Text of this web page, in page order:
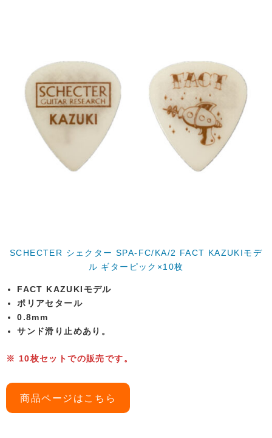
SCHECTER シェクター SPA-FC/KA/2 FACT KAZUKIモデ
ル ギターピック×10枚
FACT KAZUKIモデル
ポリアセタール
0.8mm
サンド滑り止めあり。
※ 10枚セットでの販売です。
商品ページはこちら